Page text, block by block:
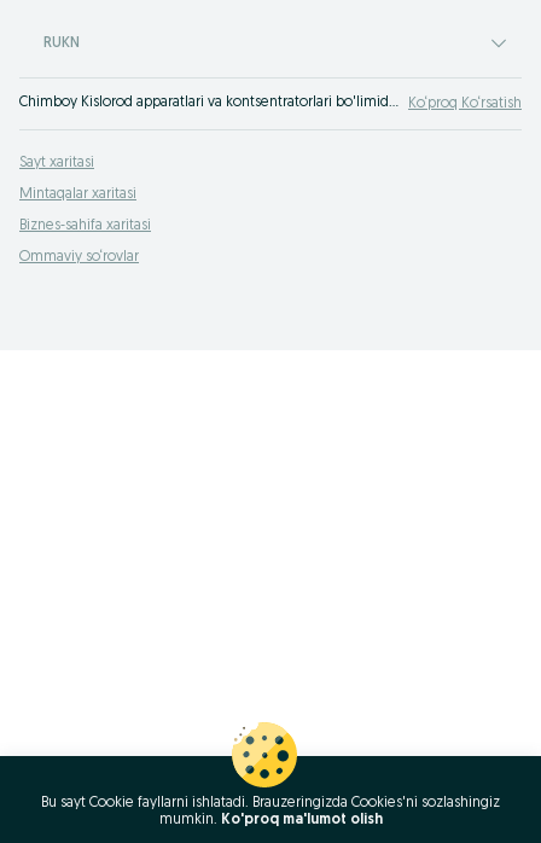
RUKN
Chimboy Kislorod apparatlari va kontsentratorlari bo'limida eng yaxshi takliflar. OLXda hamyonbop narxlarda mahsulot va xizmatlarning katta tanlovi! OLX.uz da ko'plab takliflar! Ko‘proq Ko‘rsatish
Sayt xaritasi
Mintaqalar xaritasi
Biznes-sahifa xaritasi
Ommaviy so‘rovlar
Bu sayt Cookie fayllarni ishlatadi. Brauzeringizda Cookies'ni sozlashingiz
mumkin. Ko'proq ma'lumot olish